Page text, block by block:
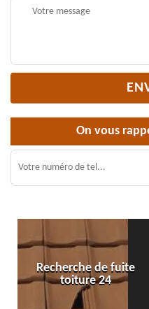
On vous
Recherche de fuite
toiture 24